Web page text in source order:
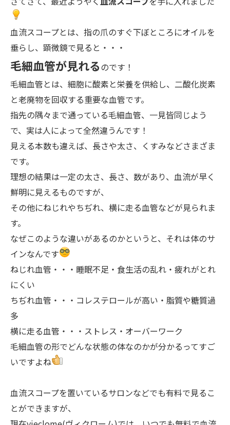
血流スコープとは、指の爪のすぐ下ぼところにオイルを
垂らし、顕微鏡で見ると・・・
毛細血管が見れるのです！
毛細血管とは、細胞に酸素と栄養を供給し、二酸化炭素
と老廃物を回収する重要な血管です。
指先の隅々まで通っている毛細血管、一見皆同じよう
で、実は人によって全然違うんです！
見える本数も違えば、長さや太さ、くすみなどさまざま
です。
理想の結果は一定の太さ、長さ、数があり、血流が早く
鮮明に見えるものですが、
その他にねじれやちぢれ、横に走る血管などが見られま
す。
なぜこのような違いがあるのかというと、それは体のサ
インなんです
ねじれ血管・・・睡眠不足・食生活の乱れ・疲れがとれ
にくい
ちぢれ血管・・・コレステロールが高い・脂質や糖質過
多
横に走る血管・・・ストレス・オーバーワーク
毛細血管の形でどんな状態の体なのかが分かるってすご
いですよね
血流スコープを置いているサロンなどでも有料で見るこ
とができますが、